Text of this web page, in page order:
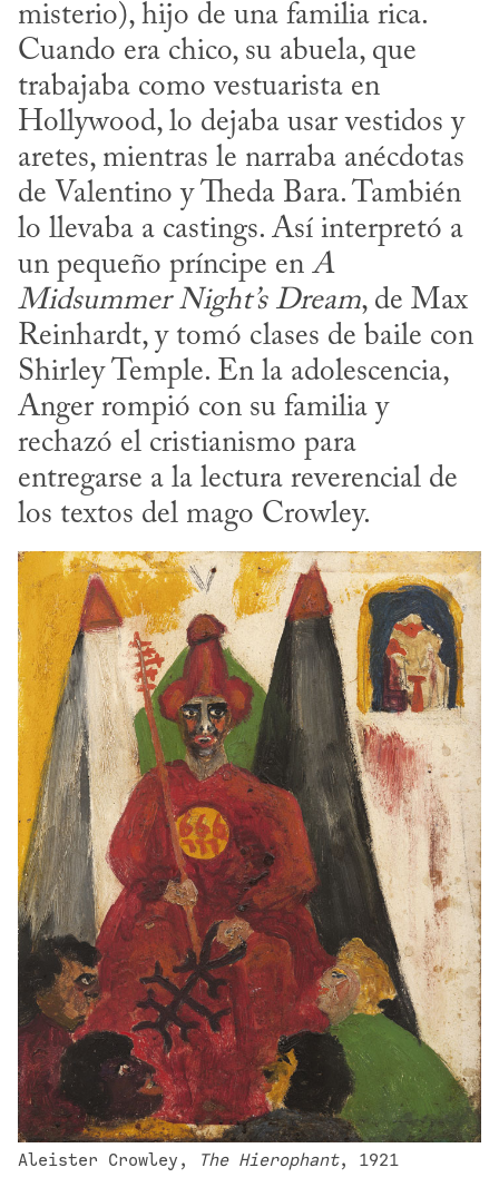
misterio), hijo de una familia rica.
Cuando era chico, su abuela, que
trabajaba como vestuarista en
Hollywood, lo dejaba usar vestidos y
aretes, mientras le narraba anécdotas
de Valentino y Theda Bara. También
lo llevaba a castings. Así interpretó a
un pequeño príncipe en A
Midsummer Night’s Dream, de Max
Reinhardt, y tomó clases de baile con
Shirley Temple. En la adolescencia,
Anger rompió con su familia y
rechazó el cristianismo para
entregarse a la lectura reverencial de
los textos del mago Crowley.
Aleister Crowley, The Hierophant, 1921